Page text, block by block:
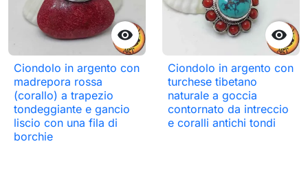

Ciondolo in argento con
madrepora rossa
(corallo) a trapezio
tondeggiante e gancio
liscio con una fila di
borchie

Ciondolo in argento con
turchese tibetano
naturale a goccia
contornato da intreccio
e coralli antichi tondi